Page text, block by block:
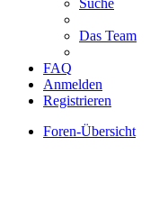
Suche
Das Team
FAQ
Anmelden
Registrieren
Foren-Übersicht